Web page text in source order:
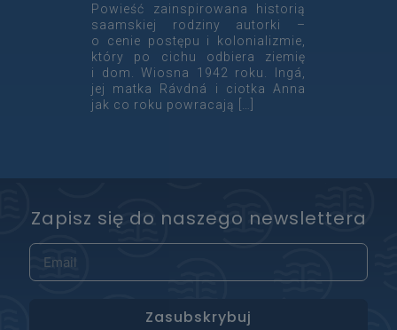
Powieść zainspirowana historią
saamskiej rodziny autorki –
o cenie postępu i kolonializmie,
który po cichu odbiera ziemię
i dom. Wiosna 1942 roku. Ingá,
jej matka Rávdná i ciotka Anna
jak co roku powracają
Zapisz się do naszego newslettera
Zasubskrybuj